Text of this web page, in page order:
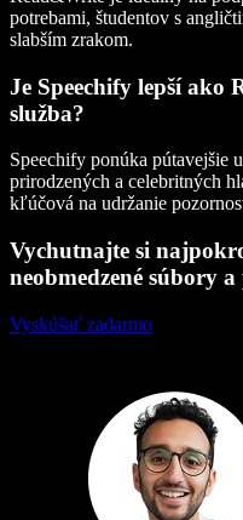
potrebami, študentov s
slabším zrakom.
Je Speechify lepší ako
služba?
Speechify ponúka pútavejšie
prirodzených a celebritných
kľúčová na udržanie
Vychutnajte si
neobmedzené súbory
Vyskúšať zadarmo